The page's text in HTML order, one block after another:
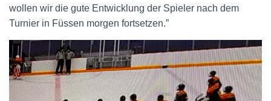
wollen wir die gute Entwicklung der Spieler nach dem
Turnier in Füssen morgen fortsetzen.”